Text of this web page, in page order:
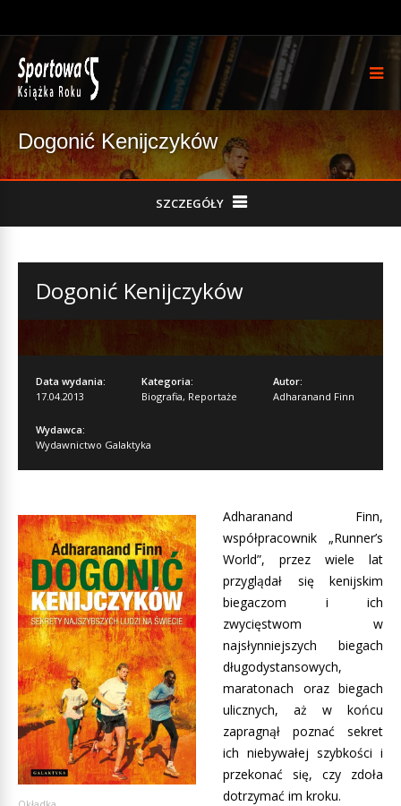
Dogonić Kenijczyków
SZCZEGÓŁY
Dogonić Kenijczyków
Data wydania:
17.04.2013
Kategoria:
Biografia, Reportaże
Autor:
Adharanand Finn
Wydawca:
Wydawnictwo Galaktyka
Okładka
Adharanand Finn,
współpracownik „Runner’s
World”, przez wiele lat
przyglądał się kenijskim
biegaczom i ich
zwycięstwom w
najsłynniejszych biegach
długodystansowych,
maratonach oraz biegach
ulicznych, aż w końcu
zapragnął poznać sekret
ich niebywałej szybkości i
przekonać się, czy zdoła
dotrzymać im kroku.